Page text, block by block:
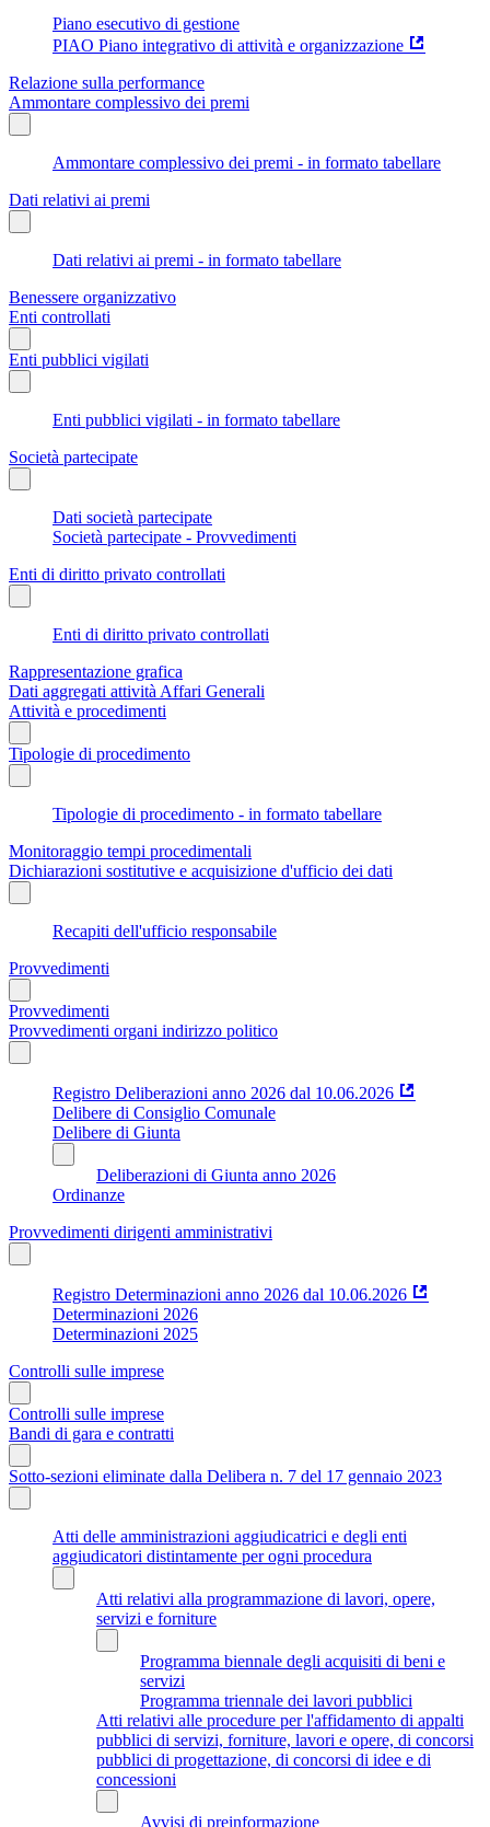
Piano esecutivo di gestione
PIAO Piano integrativo di attività e organizzazione
Relazione sulla performance
Ammontare complessivo dei premi
Ammontare complessivo dei premi - in formato tabellare
Dati relativi ai premi
Dati relativi ai premi - in formato tabellare
Benessere organizzativo
Enti controllati
Enti pubblici vigilati
Enti pubblici vigilati - in formato tabellare
Società partecipate
Dati società partecipate
Società partecipate - Provvedimenti
Enti di diritto privato controllati
Enti di diritto privato controllati
Rappresentazione grafica
Dati aggregati attività Affari Generali
Attività e procedimenti
Tipologie di procedimento
Tipologie di procedimento - in formato tabellare
Monitoraggio tempi procedimentali
Dichiarazioni sostitutive e acquisizione d'ufficio dei dati
Recapiti dell'ufficio responsabile
Provvedimenti
Provvedimenti
Provvedimenti organi indirizzo politico
Registro Deliberazioni anno 2026 dal 10.06.2026
Delibere di Consiglio Comunale
Delibere di Giunta
Deliberazioni di Giunta anno 2026
Ordinanze
Provvedimenti dirigenti amministrativi
Registro Determinazioni anno 2026 dal 10.06.2026
Determinazioni 2026
Determinazioni 2025
Controlli sulle imprese
Controlli sulle imprese
Bandi di gara e contratti
Sotto-sezioni eliminate dalla Delibera n. 7 del 17 gennaio 2023
Atti delle amministrazioni aggiudicatrici e degli enti
aggiudicatori distintamente per ogni procedura
Atti relativi alla programmazione di lavori, opere,
servizi e forniture
Programma biennale degli acquisiti di beni e
servizi
Programma triennale dei lavori pubblici
Atti relativi alle procedure per l'affidamento di appalti
pubblici di servizi, forniture, lavori e opere, di concorsi
pubblici di progettazione, di concorsi di idee e di
concessioni
Avvisi di preinformazione